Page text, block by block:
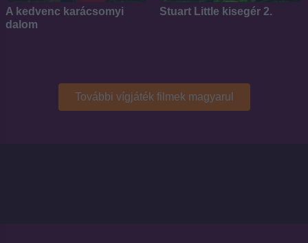
A kedvenc karácsomyi
dalom
Stuart Little kisegér 2.
További vígjáték filmek magyarul